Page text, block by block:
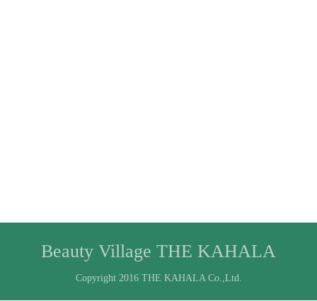
Beauty Village THE KAHALA
Copyright 2016 THE KAHALA Co.,Ltd.